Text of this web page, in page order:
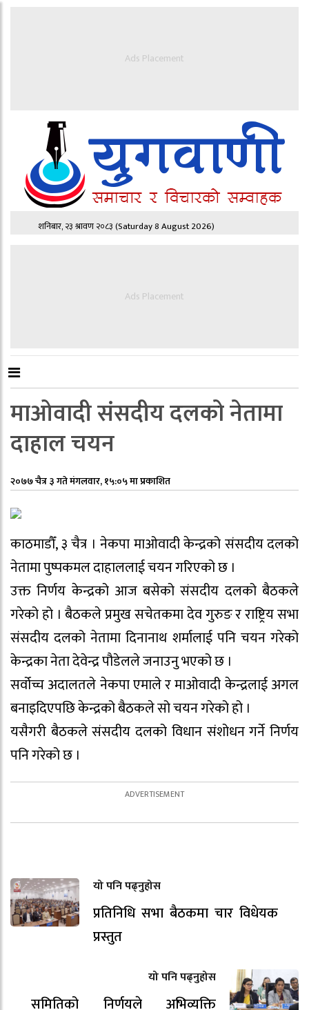
Ads Placement
शनिबार, २३ श्रावण २०८३(Saturday 8 August 2026)
Ads Placement
माओवादी संसदीय दलको नेतामा
दाहाल चयन
२०७७ चैत्र ३ गते मंगलवार, १५:०५ मा प्रकाशित
काठमाडौँ, ३ चैत्र । नेकपा माओवादी केन्द्रको संसदीय दलको
नेतामा पुष्पकमल दाहाललाई चयन गरिएको छ ।
उक्त निर्णय केन्द्रको आज बसेको संसदीय दलको बैठकले
गरेको हो । बैठकले प्रमुख सचेतकमा देव गुरुङ र राष्ट्रिय सभा
संसदीय दलको नेतामा दिनानाथ शर्मालाई पनि चयन गरेको
केन्द्रका नेता देवेन्द्र पौडेलले जनाउनु भएको छ ।
सर्वोच्च अदालतले नेकपा एमाले र माओवादी केन्द्रलाई अगल
बनाइदिएपछि केन्द्रको बैठकले सो चयन गरेको हो ।
यसैगरी बैठकले संसदीय दलको विधान संशोधन गर्ने निर्णय
पनि गरेको छ ।
यो पनि पढ्नुहोस
प्रतिनिधि सभा बैठकमा चार विधेयक
प्रस्तुत
यो पनि पढ्नुहोस
समितिको निर्णयले अभिव्यक्ति